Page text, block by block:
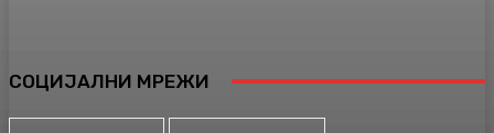
СОЦИЈАЛНИ МРЕЖИ